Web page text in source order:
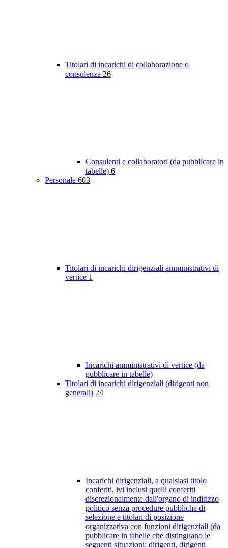
Titolari di incarichi di collaborazione o
consulenza 26
Consulenti e collaboratori (da pubblicare in
tabelle) 6
Personale 603
Titolari di incarichi dirigenziali amministrativi di
vertice 1
Incarichi amministrativi di vertice (da
pubblicare in tabelle)
Titolari di incarichi dirigenziali (dirigenti non
generali) 24
Incarichi dirigenziali, a qualsiasi titolo
conferiti, ivi inclusi quelli conferiti
discrezionalmente dall'organo di indirizzo
politico senza procedure pubbliche di
selezione e titolari di posizione
organizzativa con funzioni dirigenziali (da
pubblicare in tabelle che distinguano le
seguenti situazioni: dirigenti, dirigenti